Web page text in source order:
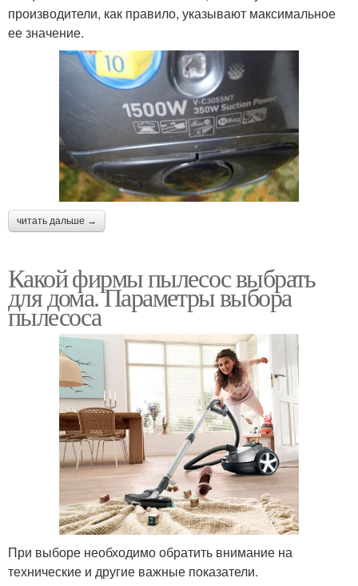
производители, как правило, указывают максимальное
ее значение.
читать дальше →
Какой фирмы пылесос выбрать
для дома. Параметры выбора
пылесоса
При выборе необходимо обратить внимание на
технические и другие важные показатели.